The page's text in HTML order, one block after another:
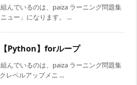
んでいるのは、paiza ラーニング問題集
ニュー」になります。 ...
Python】forループ
んでいるのは、paiza ラーニング問題集
クレベルアップメニ ...